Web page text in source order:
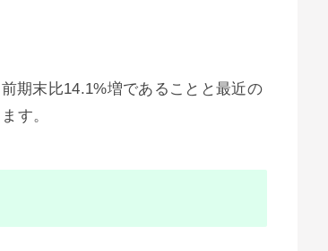
期末比14.1%増であることと最近の
す。